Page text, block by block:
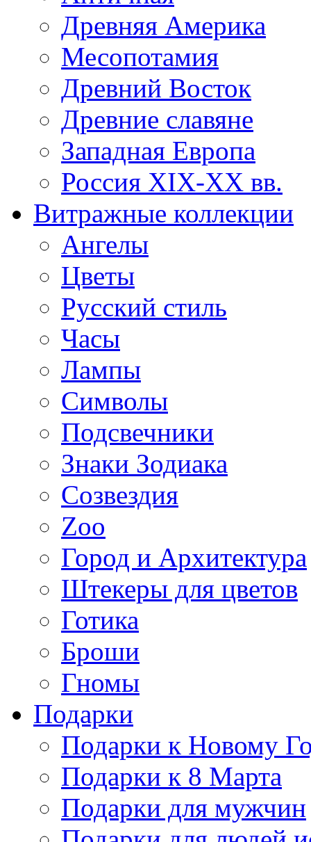
Древняя Америка
Месопотамия
Древний Восток
Древние славяне
Западная Европа
Россия XIX-XX вв.
Витражные коллекции
Ангелы
Цветы
Русский стиль
Часы
Лампы
Символы
Подсвечники
Знаки Зодиака
Созвездия
Zoo
Город и Архитектура
Штекеры для цветов
Готика
Броши
Гномы
Подарки
Подарки к Новому
Подарки к 8 Марта
Подарки для мужчин